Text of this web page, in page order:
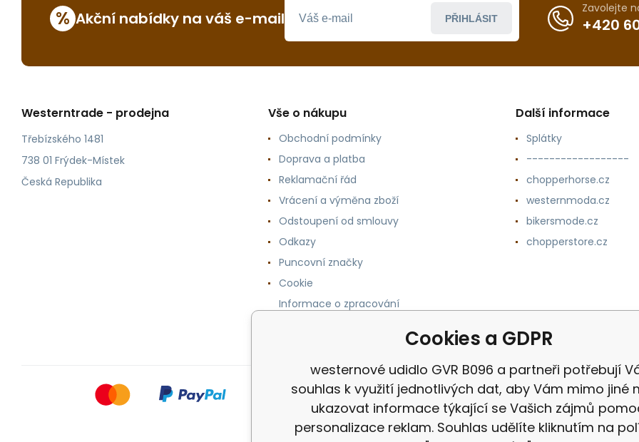
% Akční nabídky na váš e-mail PŘIHLÁSIT
Zavolejte
+420
Westerntrade - prodejna
Třebízského 1481
738 01 Frýdek-Místek
Česká Republika
Vše o nákupu
Obchodní podmínky
Doprava a platba
Reklamační řád
Vrácení a výměna zboží
Odstoupení od smlouvy
Odkazy
Puncovní značky
Cookie
Informace o zpracování
Další informace
Splátky
------------------
chopperhorse.cz
westernmoda.cz
bikersmode.cz
chopperstore.cz
Cookies a GDPR
westernové udidlo GVR B096 a partneři potřebují
souhlas k využití jednotlivých dat, aby Vám mimo jiné
ukazovat informace týkající se Vašich zájmů
personalizace reklam. Souhlas udělíte kliknutím na